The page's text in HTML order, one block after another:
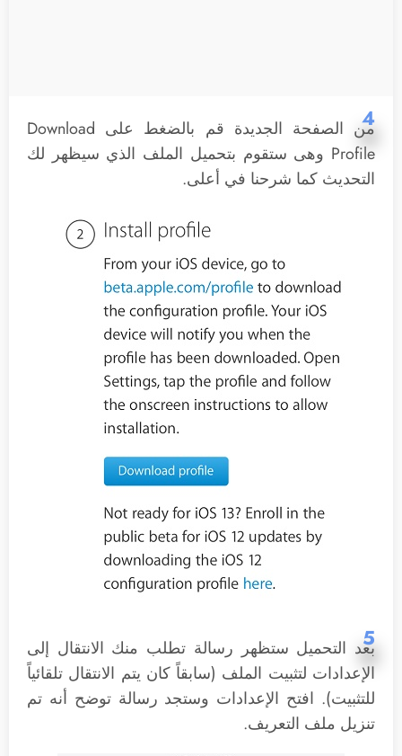
4
من الصفحة الجديدة قم بالضغط على Download
Profile وهى ستقوم بتحميل الملف الذي سيظهر لك
التحديث كما شرحنا في أعلى.
5
بعد التحميل ستظهر رسالة تطلب منك الانتقال إلى
الإعدادات لتثبيت الملف (سابقاً كان يتم الانتقال تلقائياً
للتثبيت). افتح الإعدادات وستجد رسالة توضح أنه تم
تنزيل ملف التعريف.